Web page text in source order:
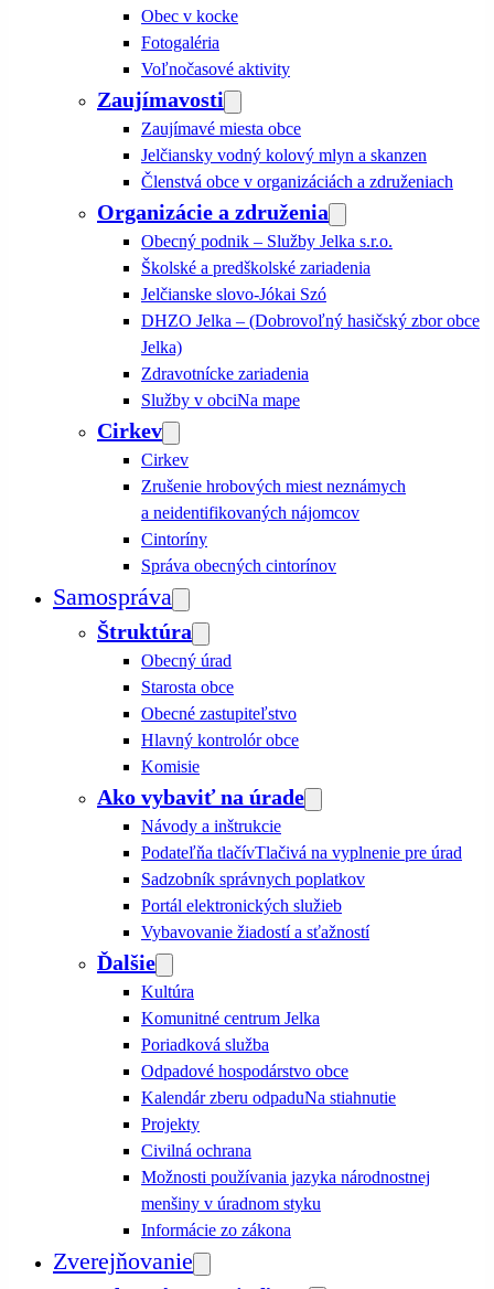
Obec v kocke
Fotogaléria
Voľnočasové aktivity
Zaujímavosti
Zaujímavé miesta obce
Jelčiansky vodný kolový mlyn a skanzen
Členstvá obce v organizáciách a združeniach
Organizácie a združenia
Obecný podnik – Služby Jelka s.r.o.
Školské a predškolské zariadenia
Jelčianske slovo-Jókai Szó
DHZO Jelka – (Dobrovoľný hasičský zbor obce
Jelka)
Zdravotnícke zariadenia
Služby v obciNa mape
Cirkev
Cirkev
Zrušenie hrobových miest neznámych
a neidentifikovaných nájomcov
Cintoríny
Správa obecných cintorínov
Samospráva
Štruktúra
Obecný úrad
Starosta obce
Obecné zastupiteľstvo
Hlavný kontrolór obce
Komisie
Ako vybaviť na úrade
Návody a inštrukcie
Podateľňa tlačívTlačivá na vyplnenie pre úrad
Sadzobník správnych poplatkov
Portál elektronických služieb
Vybavovanie žiadostí a sťažností
Ďalšie
Kultúra
Komunitné centrum Jelka
Poriadková služba
Odpadové hospodárstvo obce
Kalendár zberu odpaduNa stiahnutie
Projekty
Civilná ochrana
Možnosti používania jazyka národnostnej
menšiny v úradnom styku
Informácie zo zákona
Zverejňovanie